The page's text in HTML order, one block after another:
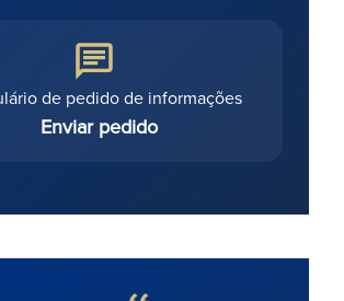
de pedido de informações
Enviar pedido